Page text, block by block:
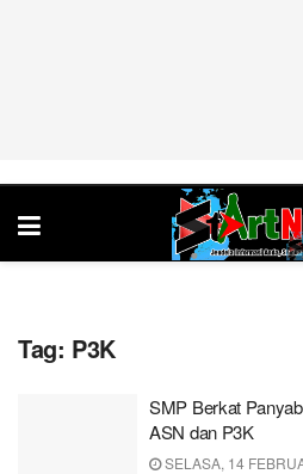
Tag: P3K
SMP Berkat
ASN dan P3K
SELASA, 14